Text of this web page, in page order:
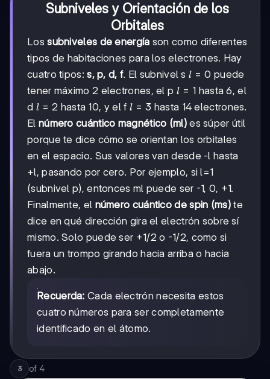
Subniveles y Orientación de los
Orbitales
Lossubniveles de energía son como diferentes
tipos de habitaciones para los electrones. Hay
cuatro tipos:s, p, d, f. El subnivel sl=0
l = 0 puede
tener máximo 2 electrones, el p l=1
l = 1 hasta 6, el
d l=2
l = 2 hasta 10, y el f l=3
l = 3 hasta 14 electrones.
El número cuántico magnético (ml)es súper útil
porque te dice cómo se orientan los orbitales
en el espacio. Sus valores van desde -l hasta
+l, pasando por cero. Por ejemplo, si l=1
(subnivel p), entonces ml puede ser -1, 0, +1.
Finalmente, el número cuántico de spin (ms)te
dice en qué dirección gira el electrón sobre sí
mismo. Solo puede ser +1/2 o -1/2, como si
fuera un trompo girando hacia arriba o hacia
abajo.
Recuerda: Cada electrón necesita estos
cuatro números para ser completamente
identificado en el átomo.
3 of 4